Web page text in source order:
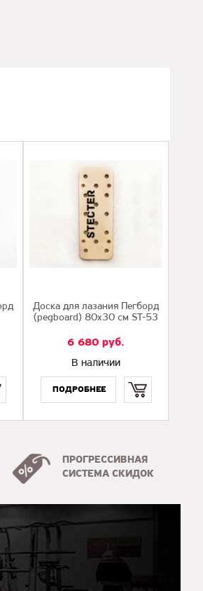
Доска для лазания Пегборд
(pegboard) 80х30 см ST-53
6 680 руб.
В наличии
ПРОГРЕССИВНАЯ
СИСТЕМА СКИДОК